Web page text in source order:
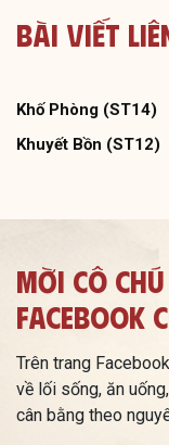
Bài Viết
Khố Phòng (ST14)
Khuyết Bồn (ST12)
Mời Cô
Facebook
Trên trang
về lối sống, ăn
cân bằng theo